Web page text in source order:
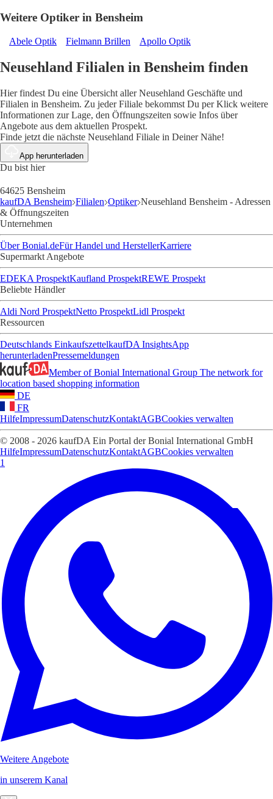
Weitere Optiker in Bensheim
Abele Optik Fielmann Brillen Apollo Optik
Neusehland Filialen in Bensheim finden
Hier findest Du eine Übersicht aller Neusehland Geschäfte und
Filialen in Bensheim. Zu jeder Filiale bekommst Du per Klick weitere
Informationen zur Lage, den Öffnungszeiten sowie Infos über
Angebote aus dem aktuellen Prospekt.
Finde jetzt die nächste Neusehland Filiale in Deiner Nähe!
App herunterladen
Du bist hier
64625 Bensheim
kaufDA Bensheim Filialen Optiker Neusehland Bensheim - Adressen
& Öffnungszeiten
Unternehmen
Über Bonial.deFür Handel und HerstellerKarriere
Supermarkt Angebote
EDEKA ProspektKaufland ProspektREWE Prospekt
Beliebte Händler
Aldi Nord ProspektNetto ProspektLidl Prospekt
Ressourcen
Deutschlands EinkaufszettelkaufDA InsightsApp
herunterladenPressemeldungen
Member of Bonial International Group The network for
location based shopping information
DE
FR
HilfeImpressumDatenschutzKontaktAGBCookies verwalten
© 2008 - 2026 kaufDA Ein Portal der Bonial International GmbH
HilfeImpressumDatenschutzKontaktAGBCookies verwalten
1
Weitere Angebote
in unserem Kanal